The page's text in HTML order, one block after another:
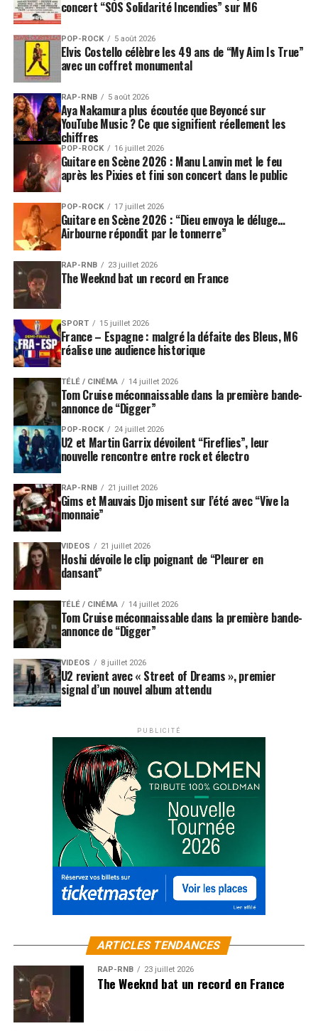
concert “SOS Solidarité Incendies” sur M6
POP-ROCK 5 août 2026
Elvis Costello célèbre les 49 ans de “My Aim Is True”
avec un coffret monumental
RAP-RNB 5 août 2026
Aya Nakamura plus écoutée que Beyoncé sur
YouTube Music ? Ce que signifient réellement les
chiffres
POP-ROCK 16 juillet 2026
Guitare en Scène 2026 : Manu Lanvin met le feu
après les Pixies et fini son concert dans le public
POP-ROCK 17 juillet 2026
Guitare en Scène 2026 : “Dieu envoya le déluge…
Airbourne répondit par le tonnerre”
RAP-RNB 23 juillet 2026
The Weeknd bat un record en France
SPORT 15 juillet 2026
France – Espagne : malgré la défaite des Bleus, M6
réalise une audience historique
TÉLÉ / CINÉMA 14 juillet 2026
Tom Cruise méconnaissable dans la première bande-
annonce de “Digger”
POP-ROCK 24 juillet 2026
U2 et Martin Garrix dévoilent “Fireflies”, leur
nouvelle rencontre entre rock et électro
RAP-RNB 21 juillet 2026
Gims et Mauvais Djo misent sur l’été avec “Vive la
monnaie”
VIDEOS 21 juillet 2026
Hoshi dévoile le clip poignant de “Pleurer en
dansant”
TÉLÉ / CINÉMA 14 juillet 2026
Tom Cruise méconnaissable dans la première bande-
annonce de “Digger”
VIDEOS 8 juillet 2026
U2 revient avec « Street of Dreams », premier
signal d’un nouvel album attendu
PUBLICITÉ
ARTICLES TENDANCES
RAP-RNB 23 juillet 2026
The Weeknd bat un record en France